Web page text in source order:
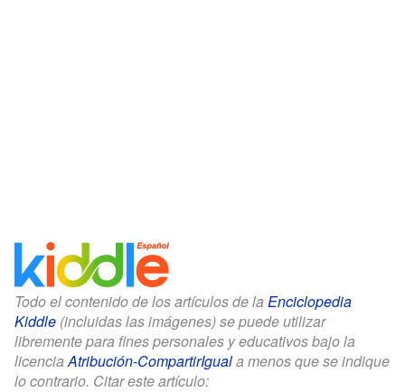
Todo el contenido de los artículos de la Enciclopedia
Kiddle (incluidas las imágenes) se puede utilizar
libremente para fines personales y educativos bajo la
licenciaAtribución-CompartirIguala menos que se indique
lo contrario. Citar este artículo: